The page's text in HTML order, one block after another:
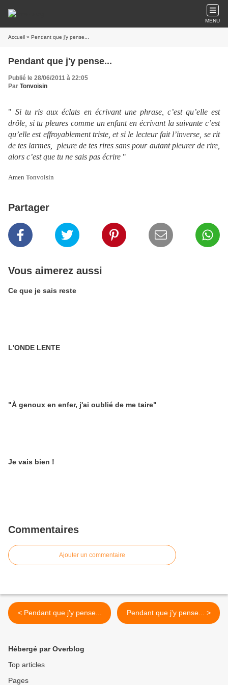
MENU
Accueil » Pendant que j'y pense...
Pendant que j'y pense...
Publié le 28/06/2011 à 22:05
Par Tonvoisin
"Si tu ris aux éclats en écrivant une phrase, c’est qu’elle est
drôle, si tu pleures comme un enfant en écrivant la suivante c’est
qu’elle est effroyablement triste, et si le lecteur fait l’inverse, se rit
de tes larmes, pleure de tes rires sans pour autant pleurer de rire,
alors c’est que tu ne sais pas écrire "
Amen Tonvoisin
Partager
Vous aimerez aussi
Ce que je sais reste
L'ONDE LENTE
"À genoux en enfer, j'ai oublié de me taire"
Je vais bien !
Commentaires
Ajouter un commentaire
< Pendant que j'y pense... Pendant que j'y pense... >
Hébergé par Overblog
Top articles
Pages